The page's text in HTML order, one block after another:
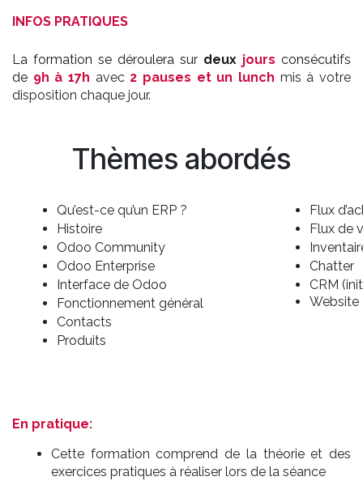
INFOS PRATIQUES
La formation se déroulera sur deux jours consécutifs
de 9h à 17h avec 2 pauses et un lunch mis à votre
disposition chaque jour.
Thèmes abordés
Qu’est-ce qu’un ERP ?
Histoire
Odoo Community
Odoo Enterprise
Interface de Odoo
Fonctionnement général
Contacts
Produits
Flux
Flux de
Chatter
CRM
Website
En pratique:
Cette formation comprend de la théorie et des
exercices pratiques à réaliser lors de la séance